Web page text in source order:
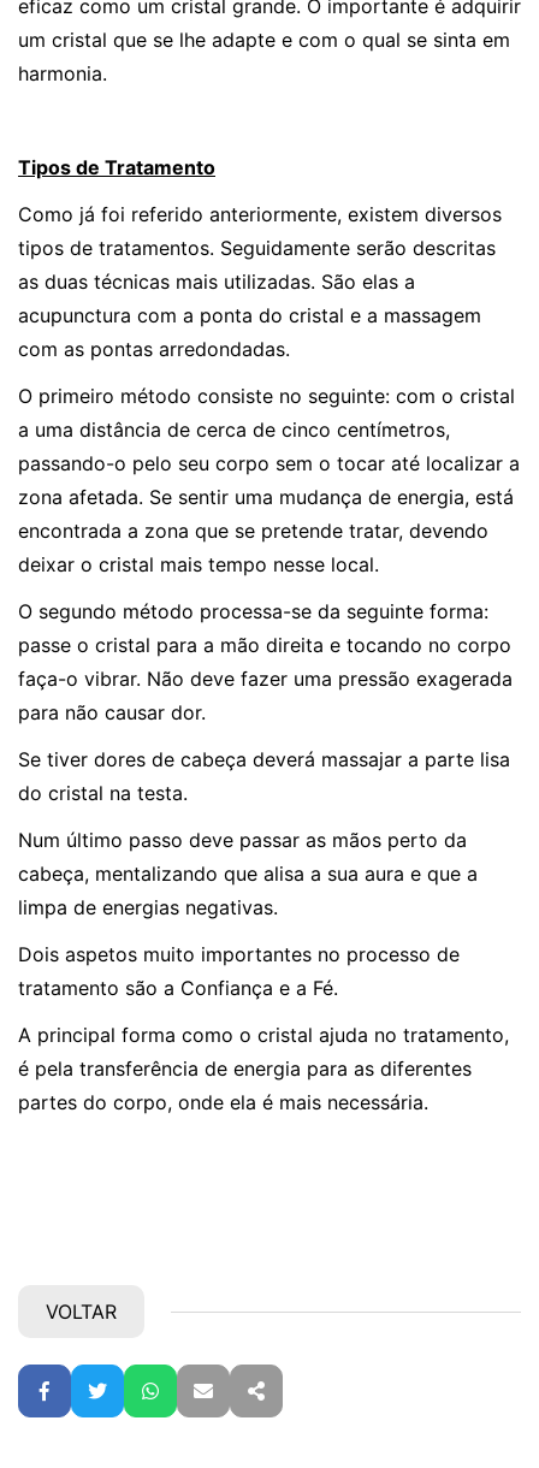
eficaz como um cristal grande. O importante é adquirir
um cristal que se lhe adapte e com o qual se sinta em
harmonia.
Tipos de Tratamento
Como já foi referido anteriormente, existem diversos
tipos de tratamentos. Seguidamente serão descritas
as duas técnicas mais utilizadas. São elas a
acupunctura com a ponta do cristal e a massagem
com as pontas arredondadas.
O primeiro método consiste no seguinte: com o cristal
a uma distância de cerca de cinco centímetros,
passando-o pelo seu corpo sem o tocar até localizar a
zona afetada. Se sentir uma mudança de energia, está
encontrada a zona que se pretende tratar, devendo
deixar o cristal mais tempo nesse local.
O segundo método processa-se da seguinte forma:
passe o cristal para a mão direita e tocando no corpo
faça-o vibrar. Não deve fazer uma pressão exagerada
para não causar dor.
Se tiver dores de cabeça deverá massajar a parte lisa
do cristal na testa.
Num último passo deve passar as mãos perto da
cabeça, mentalizando que alisa a sua aura e que a
limpa de energias negativas.
Dois aspetos muito importantes no processo de
tratamento são a Confiança e a Fé.
A principal forma como o cristal ajuda no tratamento,
é pela transferência de energia para as diferentes
partes do corpo, onde ela é mais necessária.
VOLTAR
FacebookTwitterWhatsApp
E-mailPartilhar